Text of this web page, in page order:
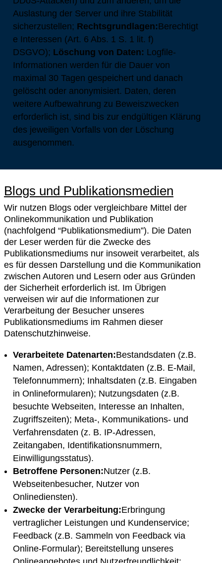
Auslastung der Server und ihre Stabilität
sicherzustellen; Rechtsgrundlagen:Berechtigt
e Interessen (Art. 6 Abs. 1 S. 1 lit. f)
DSGVO); Löschung von Daten: Logfile-
Informationen werden für die Dauer von
maximal 30 Tagen gespeichert und danach
gelöscht oder anonymisiert. Daten, deren
weitere Aufbewahrung zu Beweiszwecken
erforderlich ist, sind bis zur endgültigen Klärung
des jeweiligen Vorfalls von der Löschung
ausgenommen.
Blogs und Publikationsmedien
Wir nutzen Blogs oder vergleichbare Mittel der
Onlinekommunikation und Publikation
(nachfolgend “Publikationsmedium”). Die Daten
der Leser werden für die Zwecke des
Publikationsmediums nur insoweit verarbeitet, als
es für dessen Darstellung und die Kommunikation
zwischen Autoren und Lesern oder aus Gründen
der Sicherheit erforderlich ist. Im Übrigen
verweisen wir auf die Informationen zur
Verarbeitung der Besucher unseres
Publikationsmediums im Rahmen dieser
Datenschutzhinweise.
Verarbeitete Datenarten:Bestandsdaten (z.B.
Namen, Adressen); Kontaktdaten (z.B. E-Mail,
Telefonnummern); Inhaltsdaten (z.B. Eingaben
in Onlineformularen); Nutzungsdaten (z.B.
besuchte Webseiten, Interesse an Inhalten,
Zugriffszeiten); Meta-, Kommunikations- und
Verfahrensdaten (z. B. IP-Adressen,
Zeitangaben, Identifikationsnummern,
Einwilligungsstatus).
Betroffene Personen:Nutzer (z.B.
Webseitenbesucher, Nutzer von
Onlinediensten).
Zwecke der Verarbeitung:Erbringung
vertraglicher Leistungen und Kundenservice;
Feedback (z.B. Sammeln von Feedback via
Online-Formular); Bereitstellung unseres